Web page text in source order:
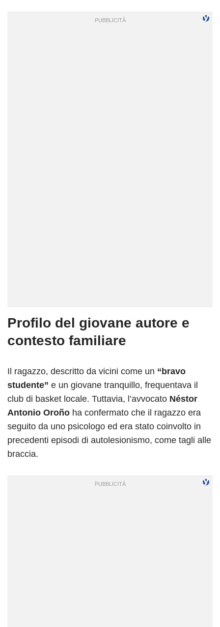
Profilo del giovane autore e
contesto familiare
Il ragazzo, descritto da vicini come un “bravo
studente” e un giovane tranquillo, frequentava il
club di basket locale. Tuttavia, l’avvocato Néstor
Antonio Oroño ha confermato che il ragazzo era
seguito da uno psicologo ed era stato coinvolto in
precedenti episodi di autolesionismo, come tagli alle
braccia.